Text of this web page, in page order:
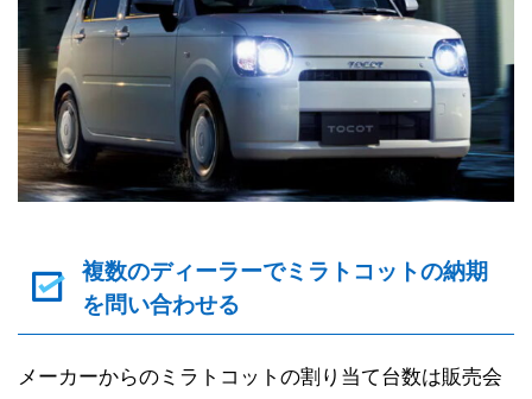
複数のディーラーでミラトコットの納期
を問い合わせる
メーカーからのミラトコットの割り当て台数は販売会